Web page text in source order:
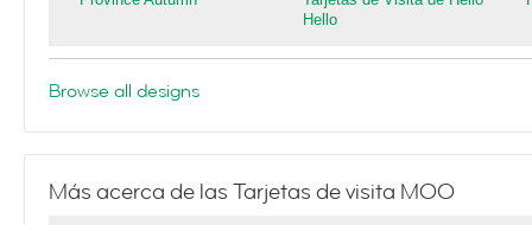
Hello
Browse all designs
Más acerca de las Tarjetas de visita MOO